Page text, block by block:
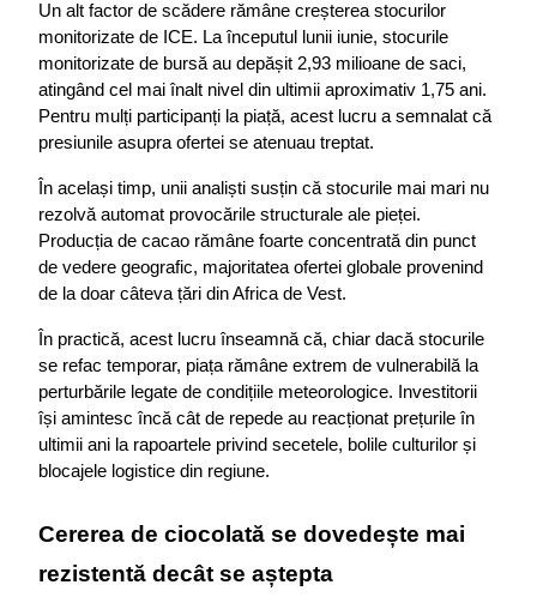
Un alt factor de scădere rămâne creșterea stocurilor
monitorizate de ICE. La începutul lunii iunie, stocurile
monitorizate de bursă au depășit 2,93 milioane de saci,
atingând cel mai înalt nivel din ultimii aproximativ 1,75 ani.
Pentru mulți participanți la piață, acest lucru a semnalat că
presiunile asupra ofertei se atenuau treptat.
În același timp, unii analiști susțin că stocurile mai mari nu
rezolvă automat provocările structurale ale pieței.
Producția de cacao rămâne foarte concentrată din punct
de vedere geografic, majoritatea ofertei globale provenind
de la doar câteva țări din Africa de Vest.
În practică, acest lucru înseamnă că, chiar dacă stocurile
se refac temporar, piața rămâne extrem de vulnerabilă la
perturbările legate de condițiile meteorologice. Investitorii
își amintesc încă cât de repede au reacționat prețurile în
ultimii ani la rapoartele privind secetele, bolile culturilor și
blocajele logistice din regiune.
Cererea de ciocolată se dovedește mai
rezistentă decât se aștepta